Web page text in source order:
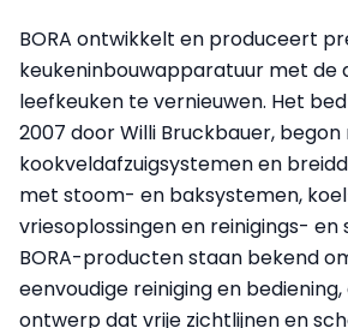
BORA ontwikkelt en produceert
keukeninbouwapparatuur met de
leefkeuken te vernieuwen. Het
2007 door Willi Bruckbauer,
kookveldafzuigsystemen en
met stoom- en baksystemen,
vriesoplossingen en reinigings- en
BORA-producten staan bekend
eenvoudige reiniging en
ontwerp dat vrije zichtlijnen en